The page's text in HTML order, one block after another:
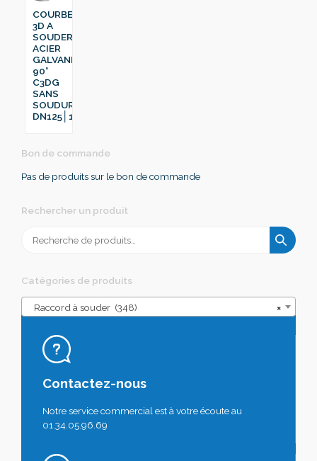
COURBE
3D A
SOUDER
ACIER
GALVANISÉ
90°
C3DG
SANS
SOUDURE
DN125│139.7
Bon de commande
Pas de produits sur le bon de commande
Rechercher un produit
pour :
Catégories de produits
×
Raccord à souder (348)
Contactez-nous
Notre service commercial est à votre écoute au
01.34.05.96.69